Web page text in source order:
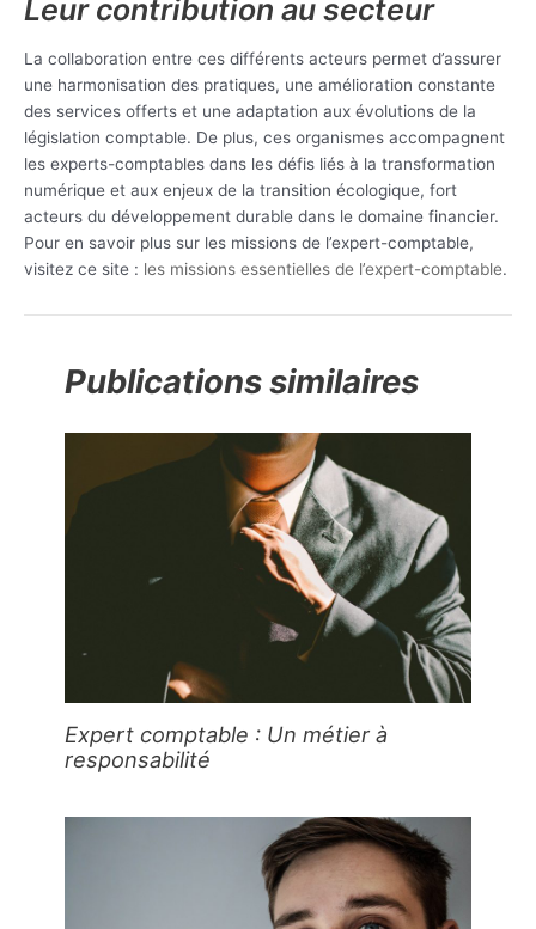
Leur contribution au secteur
La collaboration entre ces différents acteurs permet d’assurer
une harmonisation des pratiques, une amélioration constante
des services offerts et une adaptation aux évolutions de la
législation comptable. De plus, ces organismes accompagnent
les experts-comptables dans les défis liés à la transformation
numérique et aux enjeux de la transition écologique, fort
acteurs du développement durable dans le domaine financier.
Pour en savoir plus sur les missions de l’expert-comptable,
visitez ce site : les missions essentielles de l’expert-comptable.
Publications similaires
Expert comptable : Un métier à
responsabilité